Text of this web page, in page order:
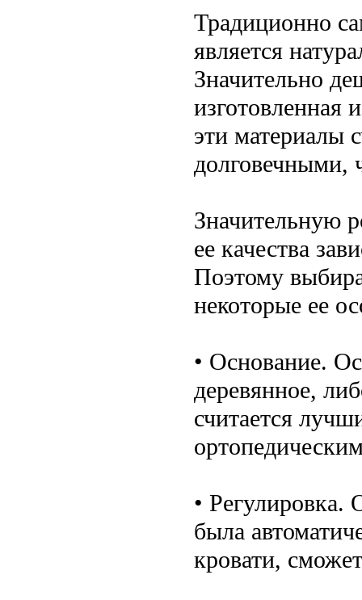
Традиционно
является
Значительно
эти материалы
долговечными,
Значительную
ее качества
Поэтому
некоторые ее
• Основание.
деревянное,
считается
• Регулировка.
была
кровати,